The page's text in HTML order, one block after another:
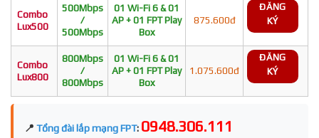
Combo
Lux500
500Mbps
/
500Mbps
01 Wi-Fi 6 & 01
AP + 01 FPT Play
Box
875.600đ
ĐĂNG
KÝ
Combo
Lux800
800Mbps
/
800Mbps
01 Wi-Fi 6 & 01
AP + 01 FPT Play
Box
1.075.600đ
ĐĂNG
KÝ
📍 Tổng đài lắp mạng FPT: 0948.306.111